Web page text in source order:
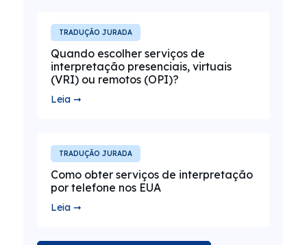
TRADUÇÃO JURADA
Quando escolher serviços de
interpretação presenciais, virtuais
(VRI) ou remotos (OPI)?
Leia ➞
TRADUÇÃO JURADA
Como obter serviços de interpretação
por telefone nos EUA
Leia ➞